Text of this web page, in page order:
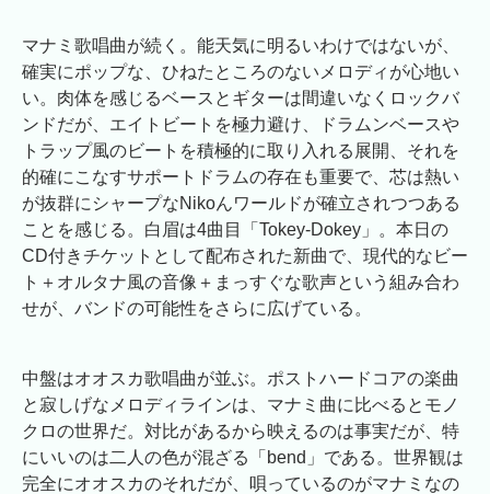
マナミ歌唱曲が続く。能天気に明るいわけではないが、
確実にポップな、ひねたところのないメロディが心地い
い。肉体を感じるベースとギターは間違いなくロックバ
ンドだが、エイトビートを極力避け、ドラムンベースや
トラップ風のビートを積極的に取り入れる展開、それを
的確にこなすサポートドラムの存在も重要で、芯は熱い
が抜群にシャープなNikoんワールドが確立されつつある
ことを感じる。白眉は4曲目「Tokey-Dokey」。本日の
CD付きチケットとして配布された新曲で、現代的なビー
ト＋オルタナ風の音像＋まっすぐな歌声という組み合わ
せが、バンドの可能性をさらに広げている。
中盤はオオスカ歌唱曲が並ぶ。ポストハードコアの楽曲
と寂しげなメロディラインは、マナミ曲に比べるとモノ
クロの世界だ。対比があるから映えるのは事実だが、特
にいいのは二人の色が混ざる「bend」である。世界観は
完全にオオスカのそれだが、唄っているのがマナミなの